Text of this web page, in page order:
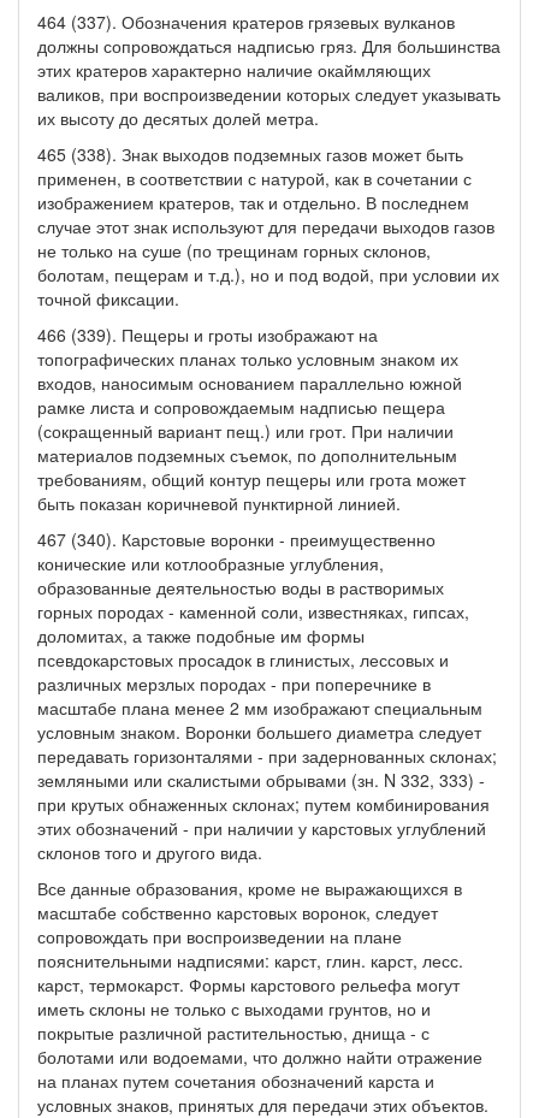
464 (337). Обозначения кратеров грязевых вулканов
должны сопровождаться надписью гряз. Для большинства
этих кратеров характерно наличие окаймляющих
валиков, при воспроизведении которых следует указывать
их высоту до десятых долей метра.
465 (338). Знак выходов подземных газов может быть
применен, в соответствии с натурой, как в сочетании с
изображением кратеров, так и отдельно. В последнем
случае этот знак используют для передачи выходов газов
не только на суше (по трещинам горных склонов,
болотам, пещерам и т.д.), но и под водой, при условии их
точной фиксации.
466 (339). Пещеры и гроты изображают на
топографических планах только условным знаком их
входов, наносимым основанием параллельно южной
рамке листа и сопровождаемым надписью пещера
(сокращенный вариант пещ.) или грот. При наличии
материалов подземных съемок, по дополнительным
требованиям, общий контур пещеры или грота может
быть показан коричневой пунктирной линией.
467 (340). Карстовые воронки - преимущественно
конические или котлообразные углубления,
образованные деятельностью воды в растворимых
горных породах - каменной соли, известняках, гипсах,
доломитах, а также подобные им формы
псевдокарстовых просадок в глинистых, лессовых и
различных мерзлых породах - при поперечнике в
масштабе плана менее 2 мм изображают специальным
условным знаком. Воронки большего диаметра следует
передавать горизонталями - при задернованных склонах;
земляными или скалистыми обрывами (зн. N 332, 333) -
при крутых обнаженных склонах; путем комбинирования
этих обозначений - при наличии у карстовых углублений
склонов того и другого вида.
Все данные образования, кроме не выражающихся в
масштабе собственно карстовых воронок, следует
сопровождать при воспроизведении на плане
пояснительными надписями: карст, глин. карст, лесс.
карст, термокарст. Формы карстового рельефа могут
иметь склоны не только с выходами грунтов, но и
покрытые различной растительностью, днища - с
болотами или водоемами, что должно найти отражение
на планах путем сочетания обозначений карста и
условных знаков, принятых для передачи этих объектов.